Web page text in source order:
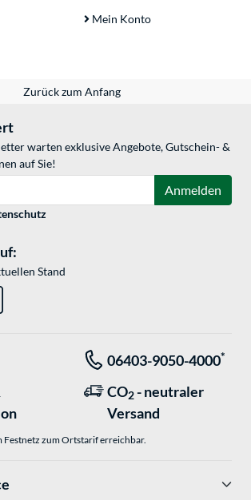
Mein Konto
Zurück zum Anfang
warten exklusive Angebote, Gutschein- &
auf Sie!
Anmelden
Stand
06403-9050-4000*
CO2 - neutraler
Versand
Festnetz zum Ortstarif erreichbar.